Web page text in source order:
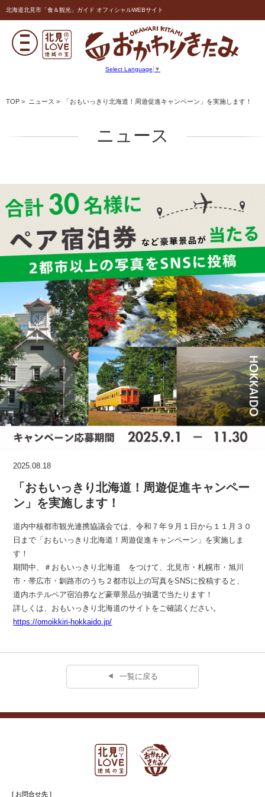
北海道北見市「食＆観光」ガイド オフィシャルWEBサイト
Select Language ▼
TOP > ニュース > 「おもいっきり北海道！周遊促進キャンペーン」を実施します！
ニュース
2025.08.18
「おもいっきり北海道！周遊促進キャンペー
ン」を実施します！
道内中核都市観光連携協議会では、令和７年９月１日から１１月３０
日まで「おもいっきり北海道！周遊促進キャンペーン」を実施しま
す！
期間中、＃おもいっきり北海道 をつけて、北見市・札幌市・旭川
市・帯広市・釧路市のうち２都市以上の写真をSNSに投稿すると、
道内ホテルペア宿泊券など豪華景品が抽選で当たります！
詳しくは、おもいっきり北海道のサイトをご確認ください。
https://omoikkiri-hokkaido.jp/
一覧に戻る
[ お問合せ先 ]